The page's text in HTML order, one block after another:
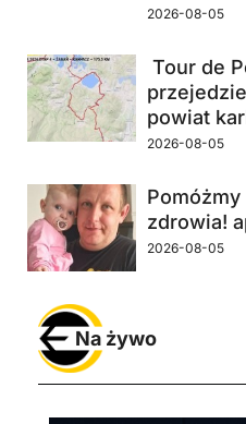
2026-08-05
Tour de
powiat
2026-08-05
zdrowia!
2026-08-05
Na żywo